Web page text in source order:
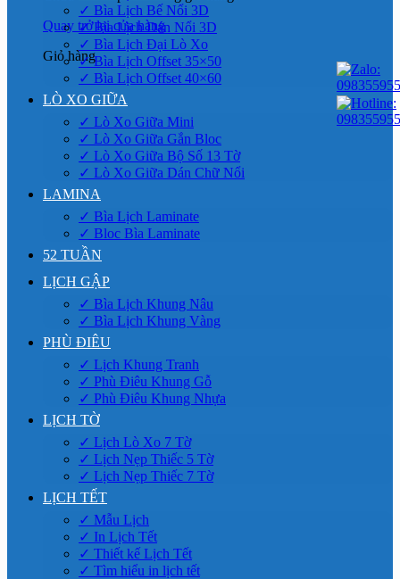
Quay trở lại cửa hàng
Giỏ hàng
✓ Bìa Lịch Bế Nổi 3D
✓ Bìa Lịch Dán Nổi 3D
✓ Bìa Lịch Đại Lò Xo
✓ Bìa Lịch Offset 35×50
✓ Bìa Lịch Offset 40×60
LÒ XO GIỮA
✓ Lò Xo Giữa Mini
✓ Lò Xo Giữa Gắn Bloc
✓ Lò Xo Giữa Bộ Số 13 Tờ
✓ Lò Xo Giữa Dán Chữ Nổi
LAMINA
✓ Bìa Lịch Laminate
✓ Bloc Bìa Laminate
52 TUẦN
LỊCH GẬP
✓ Bìa Lịch Khung Nâu
✓ Bìa Lịch Khung Vàng
PHÙ ĐIÊU
✓ Lịch Khung Tranh
✓ Phù Điêu Khung Gỗ
✓ Phù Điêu Khung Nhựa
LỊCH TỜ
✓ Lịch Lò Xo 7 Tờ
✓ Lịch Nẹp Thiếc 5 Tờ
✓ Lịch Nẹp Thiếc 7 Tờ
LỊCH TẾT
✓ Mẫu Lịch
✓ In Lịch Tết
✓ Thiết kế Lịch Tết
✓ Tìm hiểu in lịch tết